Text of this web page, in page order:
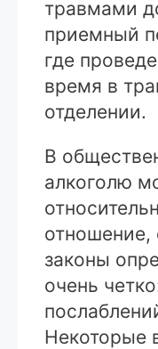
травмами
приемный
где
время в
отделении.
В
алкоголю
законы
очень
Некоторые